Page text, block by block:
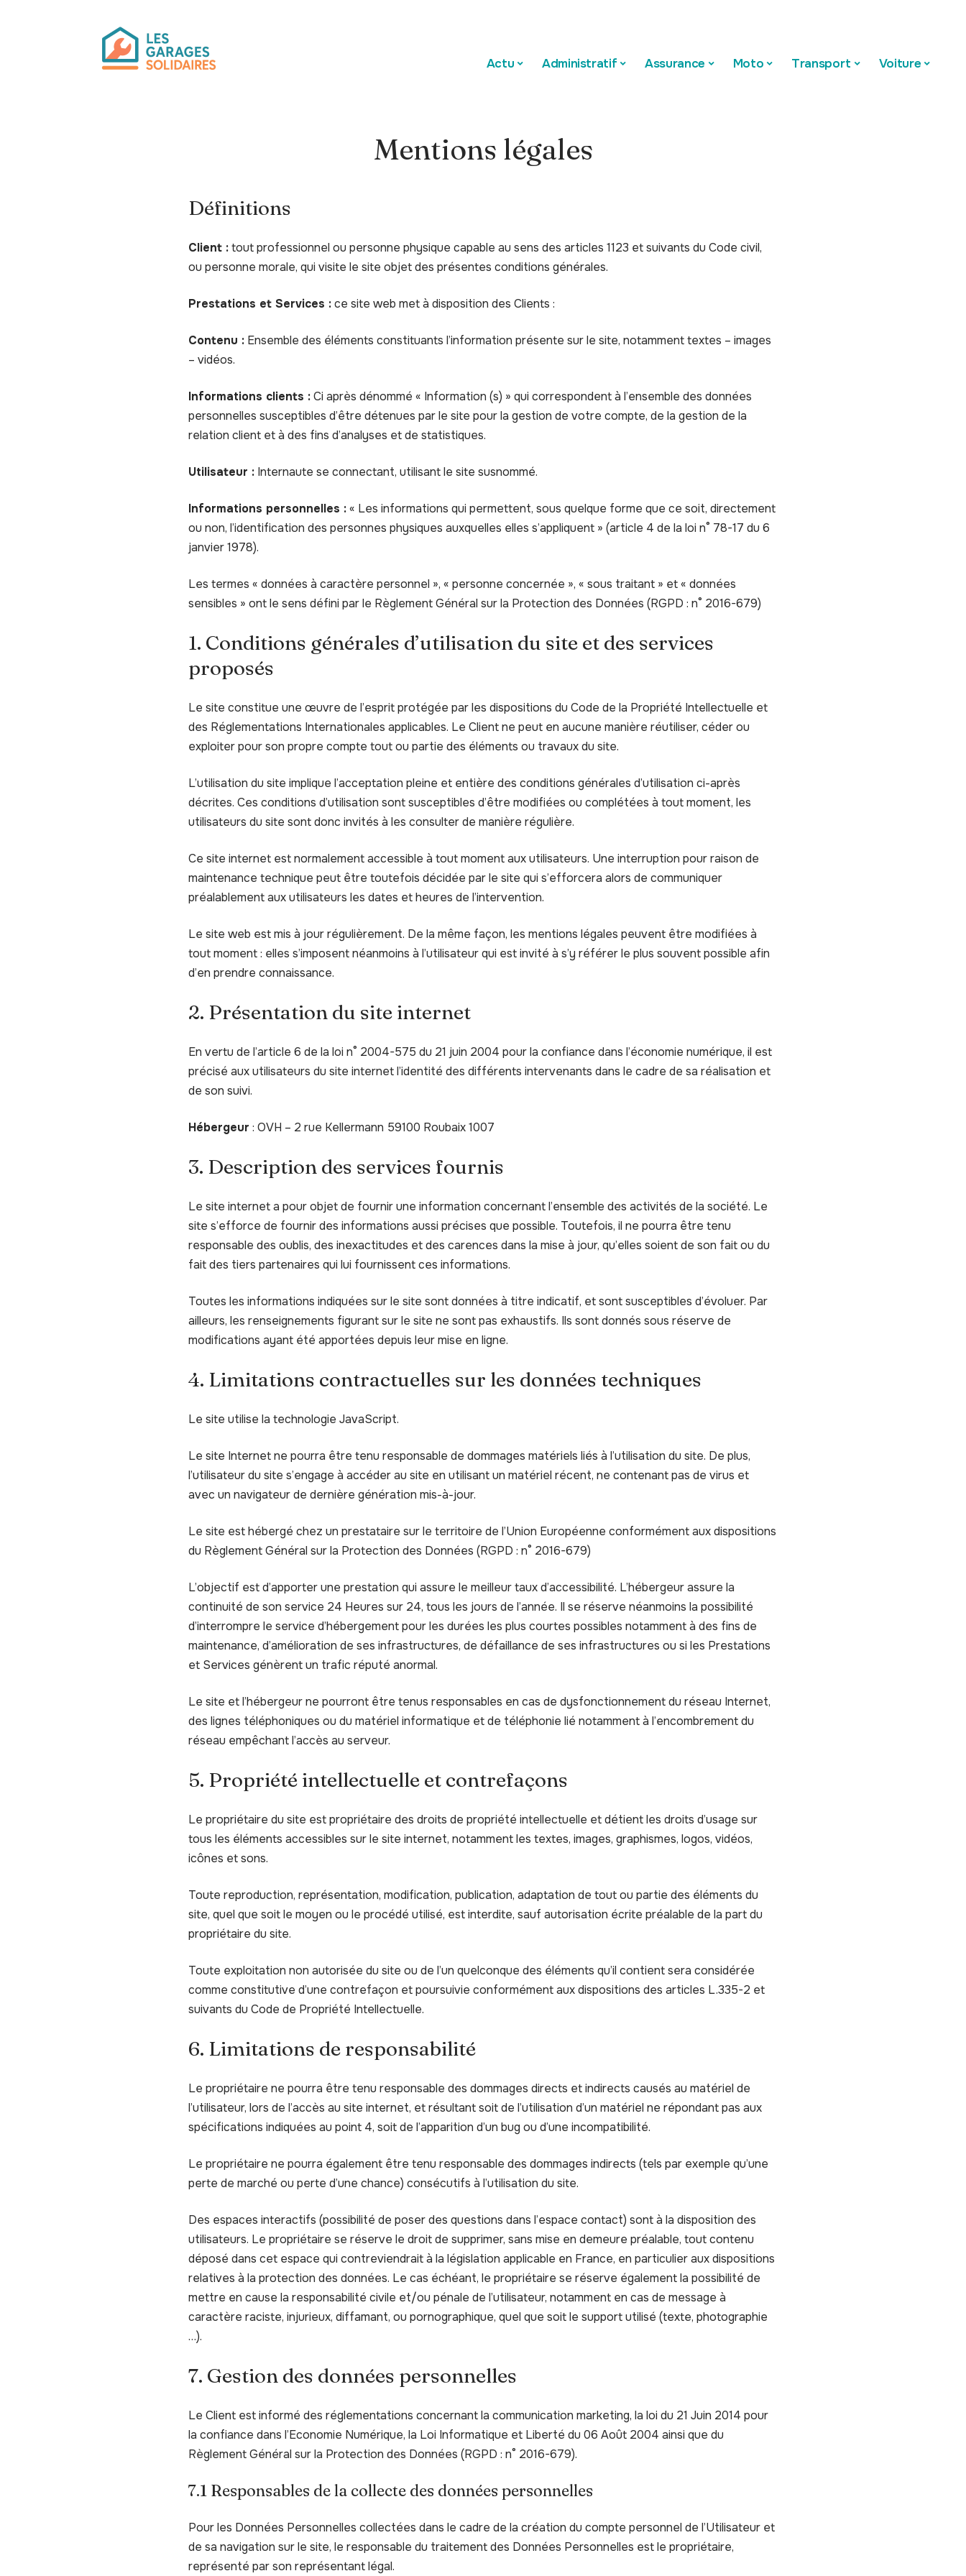
Actu Administratif Assurance Moto Transport Voiture
Mentions légales
Définitions
Client :tout professionnel ou personne physique capable au sens des articles 1123 et suivants du Code civil,
ou personne morale, qui visite le site objet des présentes conditions générales.
Prestations et Services :ce site web met à disposition des Clients :
Contenu : Ensemble des éléments constituants l’information présente sur le site, notamment textes – images
– vidéos.
Informations clients :Ci après dénommé « Information (s) » qui correspondent à l’ensemble des données
personnelles susceptibles d’être détenues par le site pour la gestion de votre compte, de la gestion de la
relation client et à des fins d’analyses et de statistiques.
Utilisateur : Internaute se connectant, utilisant le site susnommé.
Informations personnelles :« Les informations qui permettent, sous quelque forme que ce soit, directement
ou non, l’identification des personnes physiques auxquelles elles s’appliquent » (article 4 de la loi n° 78-17 du 6
janvier 1978).
Les termes « données à caractère personnel », « personne concernée », « sous traitant » et « données
sensibles » ont le sens défini par le Règlement Général sur la Protection des Données (RGPD : n° 2016-679)
1. Conditions générales d’utilisation du site et des services
proposés
Le site constitue une œuvre de l’esprit protégée par les dispositions du Code de la Propriété Intellectuelle et
des Réglementations Internationales applicables. Le Client ne peut en aucune manière réutiliser, céder ou
exploiter pour son propre compte tout ou partie des éléments ou travaux du site.
L’utilisation du site implique l’acceptation pleine et entière des conditions générales d’utilisation ci-après
décrites. Ces conditions d’utilisation sont susceptibles d’être modifiées ou complétées à tout moment, les
utilisateurs du site sont donc invités à les consulter de manière régulière.
Ce site internet est normalement accessible à tout moment aux utilisateurs. Une interruption pour raison de
maintenance technique peut être toutefois décidée par le site qui s’efforcera alors de communiquer
préalablement aux utilisateurs les dates et heures de l’intervention.
Le site web est mis à jour régulièrement. De la même façon, les mentions légales peuvent être modifiées à
tout moment : elles s’imposent néanmoins à l’utilisateur qui est invité à s’y référer le plus souvent possible afin
d’en prendre connaissance.
2. Présentation du site internet
En vertu de l’article 6 de la loi n° 2004-575 du 21 juin 2004 pour la confiance dans l’économie numérique, il est
précisé aux utilisateurs du site internet l’identité des différents intervenants dans le cadre de sa réalisation et
de son suivi.
Hébergeur : OVH – 2 rue Kellermann 59100 Roubaix 1007
3. Description des services fournis
Le site internet a pour objet de fournir une information concernant l’ensemble des activités de la société. Le
site s’efforce de fournir des informations aussi précises que possible. Toutefois, il ne pourra être tenu
responsable des oublis, des inexactitudes et des carences dans la mise à jour, qu’elles soient de son fait ou du
fait des tiers partenaires qui lui fournissent ces informations.
Toutes les informations indiquées sur le site sont données à titre indicatif, et sont susceptibles d’évoluer. Par
ailleurs, les renseignements figurant sur le site ne sont pas exhaustifs. Ils sont donnés sous réserve de
modifications ayant été apportées depuis leur mise en ligne.
4. Limitations contractuelles sur les données techniques
Le site utilise la technologie JavaScript.
Le site Internet ne pourra être tenu responsable de dommages matériels liés à l’utilisation du site. De plus,
l’utilisateur du site s’engage à accéder au site en utilisant un matériel récent, ne contenant pas de virus et
avec un navigateur de dernière génération mis-à-jour.
Le site est hébergé chez un prestataire sur le territoire de l’Union Européenne conformément aux dispositions
du Règlement Général sur la Protection des Données (RGPD : n° 2016-679)
L’objectif est d’apporter une prestation qui assure le meilleur taux d’accessibilité. L’hébergeur assure la
continuité de son service 24 Heures sur 24, tous les jours de l’année. Il se réserve néanmoins la possibilité
d’interrompre le service d’hébergement pour les durées les plus courtes possibles notamment à des fins de
maintenance, d’amélioration de ses infrastructures, de défaillance de ses infrastructures ou si les Prestations
et Services génèrent un trafic réputé anormal.
Le site et l’hébergeur ne pourront être tenus responsables en cas de dysfonctionnement du réseau Internet,
des lignes téléphoniques ou du matériel informatique et de téléphonie lié notamment à l’encombrement du
réseau empêchant l’accès au serveur.
5. Propriété intellectuelle et contrefaçons
Le propriétaire du site est propriétaire des droits de propriété intellectuelle et détient les droits d’usage sur
tous les éléments accessibles sur le site internet, notamment les textes, images, graphismes, logos, vidéos,
icônes et sons.
Toute reproduction, représentation, modification, publication, adaptation de tout ou partie des éléments du
site, quel que soit le moyen ou le procédé utilisé, est interdite, sauf autorisation écrite préalable de la part du
propriétaire du site.
Toute exploitation non autorisée du site ou de l’un quelconque des éléments qu’il contient sera considérée
comme constitutive d’une contrefaçon et poursuivie conformément aux dispositions des articles L.335-2 et
suivants du Code de Propriété Intellectuelle.
6. Limitations de responsabilité
Le propriétaire ne pourra être tenu responsable des dommages directs et indirects causés au matériel de
l’utilisateur, lors de l’accès au site internet, et résultant soit de l’utilisation d’un matériel ne répondant pas aux
spécifications indiquées au point 4, soit de l’apparition d’un bug ou d’une incompatibilité.
Le propriétaire ne pourra également être tenu responsable des dommages indirects (tels par exemple qu’une
perte de marché ou perte d’une chance) consécutifs à l’utilisation du site.
Des espaces interactifs (possibilité de poser des questions dans l’espace contact) sont à la disposition des
utilisateurs. Le propriétaire se réserve le droit de supprimer, sans mise en demeure préalable, tout contenu
déposé dans cet espace qui contreviendrait à la législation applicable en France, en particulier aux dispositions
relatives à la protection des données. Le cas échéant, le propriétaire se réserve également la possibilité de
mettre en cause la responsabilité civile et/ou pénale de l’utilisateur, notamment en cas de message à
caractère raciste, injurieux, diffamant, ou pornographique, quel que soit le support utilisé (texte, photographie
…).
7. Gestion des données personnelles
Le Client est informé des réglementations concernant la communication marketing, la loi du 21 Juin 2014 pour
la confiance dans l’Economie Numérique, la Loi Informatique et Liberté du 06 Août 2004 ainsi que du
Règlement Général sur la Protection des Données (RGPD : n° 2016-679).
7.1 Responsables de la collecte des données personnelles
Pour les Données Personnelles collectées dans le cadre de la création du compte personnel de l’Utilisateur et
de sa navigation sur le site, le responsable du traitement des Données Personnelles est le propriétaire,
représenté par son représentant légal.